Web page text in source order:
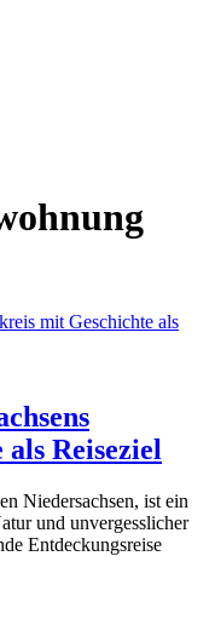
Reiseziel
Niedersachsen, ist ein
und unvergesslicher
Entdeckungsreise